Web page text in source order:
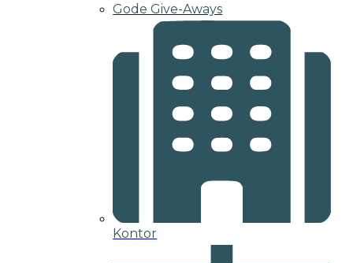
Gode Give-Aways
Kontor